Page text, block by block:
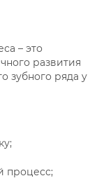
– это
развития
зубного ряда у
процесс;